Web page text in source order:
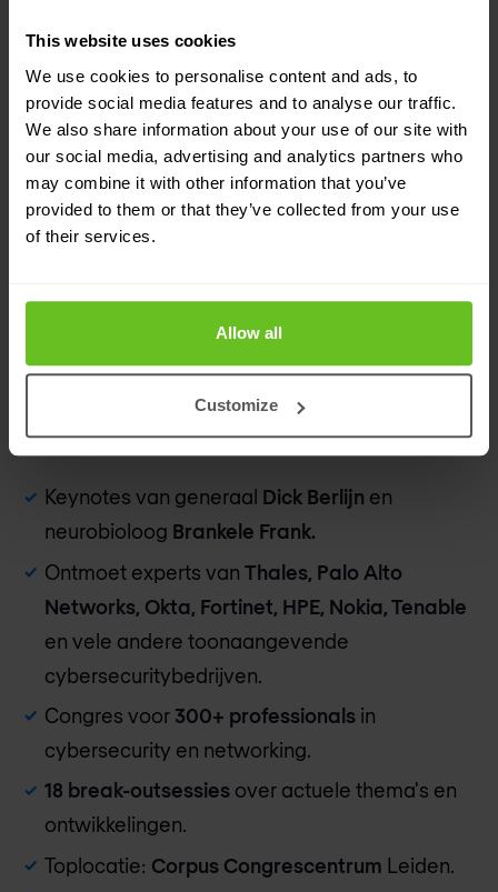
This website uses cookies
We use cookies to personalise content and ads, to
provide social media features and to analyse our traffic.
We also share information about your use of our site with
our social media, advertising and analytics partners who
may combine it with other information that you’ve
provided to them or that they’ve collected from your use
of their services.
Allow all
Customize
Kom naar Nomios Next op 17
september
Volg jij alle ontwikkelingen in cybersecurity? Op 17
september ben je in één dag bijgepraat over
Security, geopolitiek, Identity Security,
internationale cybercrime, secure networking en
meer.
Nomios Nextkort samengevat:
Keynotes van generaal Dick Berlijn en
neurobioloog Brankele Frank.
Ontmoet experts van Thales, Palo Alto
Networks, Okta, Fortinet, HPE, Nokia, Tenable
en vele andere toonaangevende
cybersecuritybedrijven.
Congres voor 300+ professionals in
cybersecurity en networking.
18 break-outsessies over actuele thema's en
ontwikkelingen.
Toplocatie: Corpus Congrescentrum Leiden.